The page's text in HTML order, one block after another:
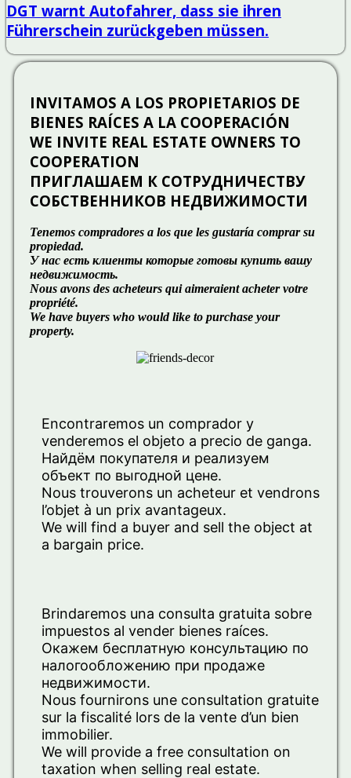
DGT warnt Autofahrer, dass sie ihren
Führerschein zurückgeben müssen.
INVITAMOS A LOS PROPIETARIOS DE
BIENES RAÍCES A LA COOPERACIÓN
WE INVITE REAL ESTATE OWNERS TO
COOPERATION
ПРИГЛАШАЕМ К СОТРУДНИЧЕСТВУ
СОБСТВЕННИКОВ НЕДВИЖИМОСТИ
Tenemos compradores a los que les gustaría comprar su
propiedad.
У нас есть клиенты которые готовы купить вашу
недвижимость.
Nous avons des acheteurs qui aimeraient acheter votre
propriété.
We have buyers who would like to purchase your
property.
Encontraremos un comprador y
venderemos el objeto a precio de ganga.
Найдём покупателя и реализуем
объект по выгодной цене.
Nous trouverons un acheteur et vendrons
l’objet à un prix avantageux.
We will find a buyer and sell the object at
a bargain price.
Brindaremos una consulta gratuita sobre
impuestos al vender bienes raíces.
Окажем бесплатную консультацию по
налогообложению при продаже
недвижимости.
Nous fournirons une consultation gratuite
sur la fiscalité lors de la vente d’un bien
immobilier.
We will provide a free consultation on
taxation when selling real estate.